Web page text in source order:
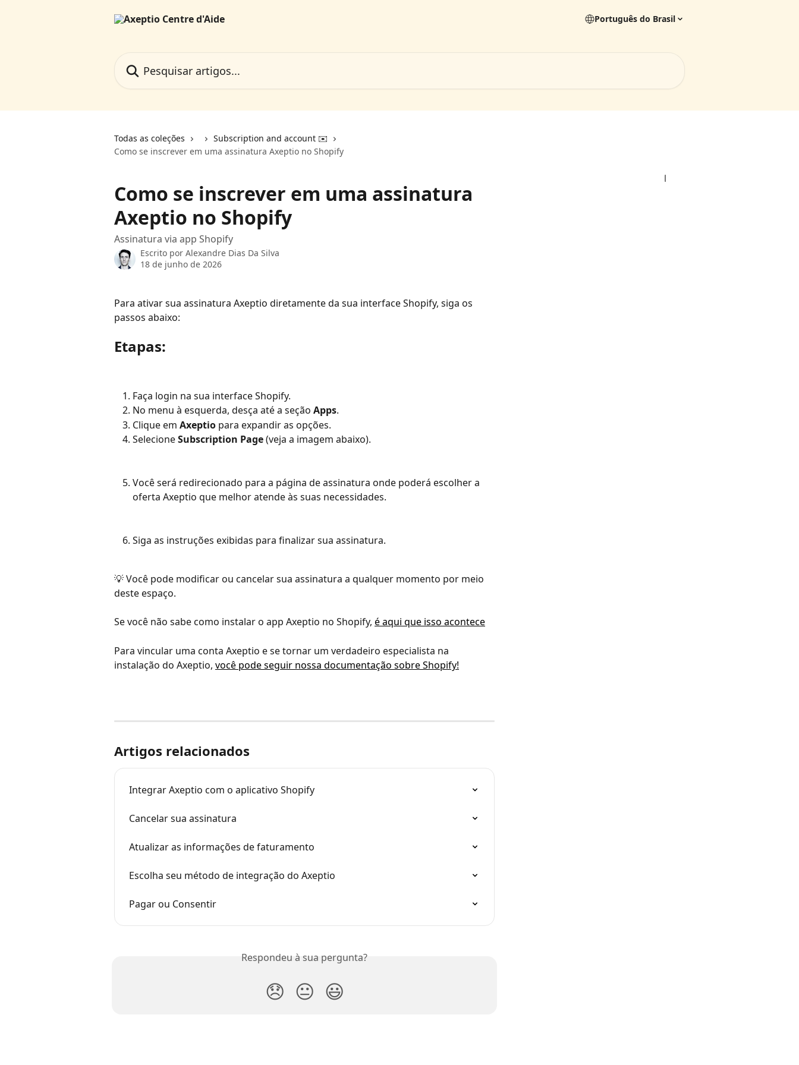
Português do Brasil
Todas as coleções
Subscription and account ✉️
Como se inscrever em uma assinatura Axeptio no Shopify
Como se inscrever em uma assinatura
Axeptio no Shopify
Assinatura via app Shopify
Escrito por Alexandre Dias Da Silva
18 de junho de 2026
Para ativar sua assinatura Axeptio diretamente da sua interface Shopify, siga os
passos abaixo:
Etapas:
Faça login na sua interface Shopify.
No menu à esquerda, desça até a seção Apps.
Clique em Axeptio para expandir as opções.
Selecione Subscription Page (veja a imagem abaixo).
Você será redirecionado para a página de assinatura onde poderá escolher a
oferta Axeptio que melhor atende às suas necessidades.
Siga as instruções exibidas para finalizar sua assinatura.
💡 Você pode modificar ou cancelar sua assinatura a qualquer momento por meio
deste espaço.
Se você não sabe como instalar o app Axeptio no Shopify, é aqui que isso acontece
Para vincular uma conta Axeptio e se tornar um verdadeiro especialista na
instalação do Axeptio, você pode seguir nossa documentação sobre Shopify!
Artigos relacionados
Integrar Axeptio com o aplicativo Shopify
Cancelar sua assinatura
Atualizar as informações de faturamento
Escolha seu método de integração do Axeptio
Pagar ou Consentir
Respondeu à sua pergunta?
😞 😐 😃